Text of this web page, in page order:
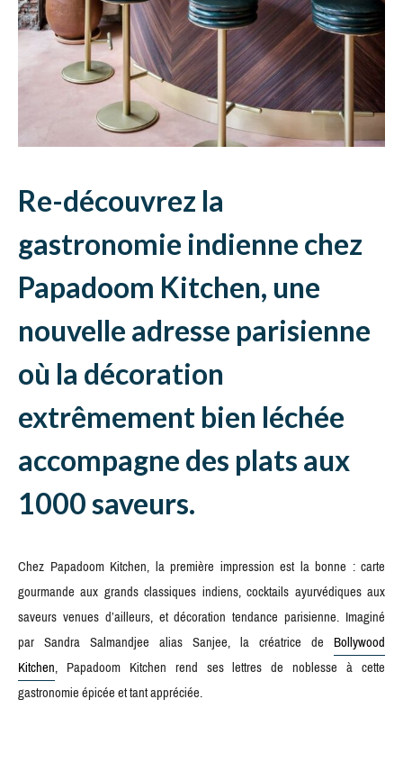
Re-découvrez la
gastronomie indienne chez
Papadoom Kitchen, une
nouvelle adresse parisienne
où la décoration
extrêmement bien léchée
accompagne des plats aux
1000 saveurs.
Chez Papadoom Kitchen, la première impression est la bonne : carte
gourmande aux grands classiques indiens, cocktails ayurvédiques aux
saveurs venues d’ailleurs, et décoration tendance parisienne. Imaginé
par Sandra Salmandjee alias Sanjee, la créatrice de Bollywood
Kitchen, Papadoom Kitchen rend ses lettres de noblesse à cette
gastronomie épicée et tant appréciée.